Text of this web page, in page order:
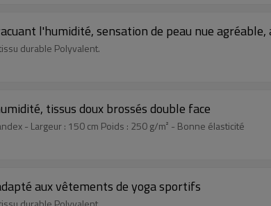
l'humidité, sensation de peau nue
durable Polyvalent.
tissus doux brossés double face
- Largeur : 150 cm Poids : 250 g/m² - Bonne élasticité
aux vêtements de yoga sportifs